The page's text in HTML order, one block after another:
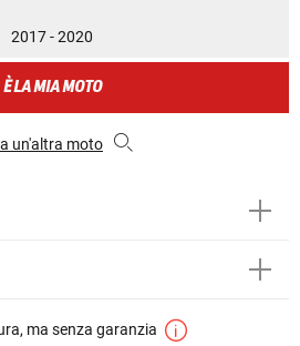
2017 - 2020
È LA MIA MOTO
un'altra moto
ma senza garanzia